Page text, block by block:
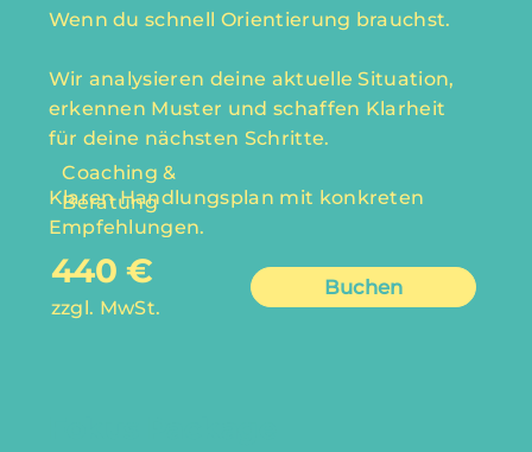
Wenn du schnell Orientierung brauchst.
Wir analysieren deine aktuelle Situation,
erkennen Muster und schaffen Klarheit
für deine nächsten Schritte.
Klaren Handlungsplan mit konkreten
Empfehlungen.
Coaching &
Beratung
440 €
zzgl. MwSt.
Buchen